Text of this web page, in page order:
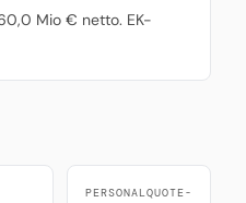
Mio € netto. EK-
PERSONALQUOTE-